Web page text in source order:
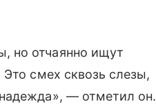
но отчаянно ищут
Это смех сквозь слезы,
— отметил он.